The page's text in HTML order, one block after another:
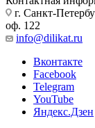
г. Санкт-
оф. 122
info@dilikat.ru
Вконтакте
Facebook
Telegram
YouTube
Яндекс.Дзен